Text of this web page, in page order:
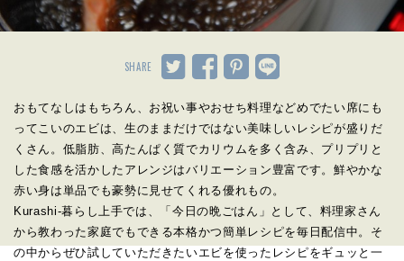
SHARE
おもてなしはもちろん、お祝い事やおせち料理などめでたい席にも
ってこいのエビは、生のままだけではない美味しいレシピが盛りだ
くさん。低脂肪、高たんぱく質でカリウムを多く含み、プリプリと
した食感を活かしたアレンジはバリエーション豊富です。鮮やかな
赤い身は単品でも豪勢に見せてくれる優れもの。
Kurashi-暮らし上手では、「今日の晩ごはん」として、料理家さん
から教わった家庭でもできる本格かつ簡単レシピを毎日配信中。そ
の中からぜひ試していただきたいエビを使ったレシピをギュッと一